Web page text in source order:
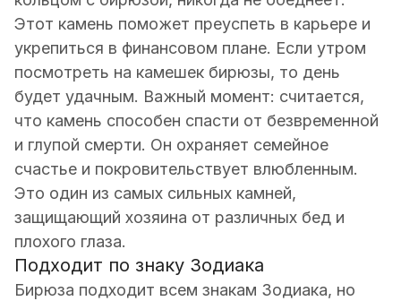
Этот камень поможет преуспеть в карьере и
укрепиться в финансовом плане. Если утром
посмотреть на камешек бирюзы, то день
будет удачным. Важный момент: считается,
что камень способен спасти от безвременной
и глупой смерти. Он охраняет семейное
счастье и покровительствует влюбленным.
Это один из самых сильных камней,
защищающий хозяина от различных бед и
плохого глаза.
Подходит по знаку Зодиака
Бирюза подходит всем знакам Зодиака, но